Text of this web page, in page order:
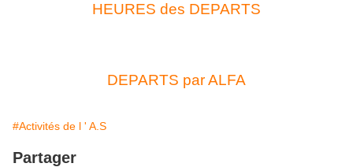
HEURES des DEPARTS
DEPARTS par ALFA
#Activités de l ' A.S
Partager